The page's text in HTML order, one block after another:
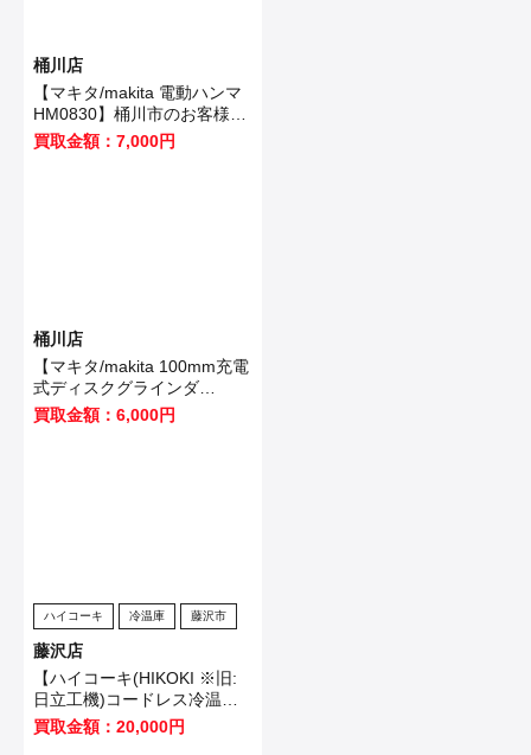
桶川店
【マキタ/makita 電動ハンマ
HM0830】桶川市のお客様か
ら買取いたしました！
買取金額：7,000円
桶川店
【マキタ/makita 100mm充電
式ディスクグラインダ
GA403DRGN】桶川市のお客
様から買取いたしました！
買取金額：6,000円
ハイコーキ 冷温庫 藤沢市
藤沢店
【ハイコーキ(HIKOKI ※旧:
日立工機)コードレス冷温庫
UL18DB(NMG)】藤沢市のお
客様から買取させていただき
買取金額：20,000円